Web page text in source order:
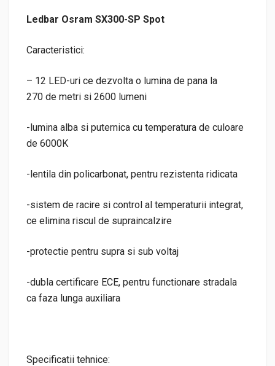
Ledbar Osram SX300-SP Spot
Caracteristici:
– 12 LED-uri ce dezvolta o lumina de pana la
270 de metri si 2600 lumeni
-lumina alba si puternica cu temperatura de culoare
de 6000K
-lentila din policarbonat, pentru rezistenta ridicata
-sistem de racire si control al temperaturii integrat,
ce elimina riscul de supraincalzire
-protectie pentru supra si sub voltaj
-dubla certificare ECE, pentru functionare stradala
ca faza lunga auxiliara
Specificatii tehnice: